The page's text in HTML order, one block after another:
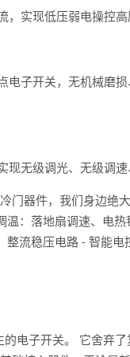
实现低压弱电操控高
电子开关，无机械磨
无级调光、无级调
门器件，我们身边绝
：落地扇调速、电
流稳压电路 - 智能
电子开关。 它舍弃